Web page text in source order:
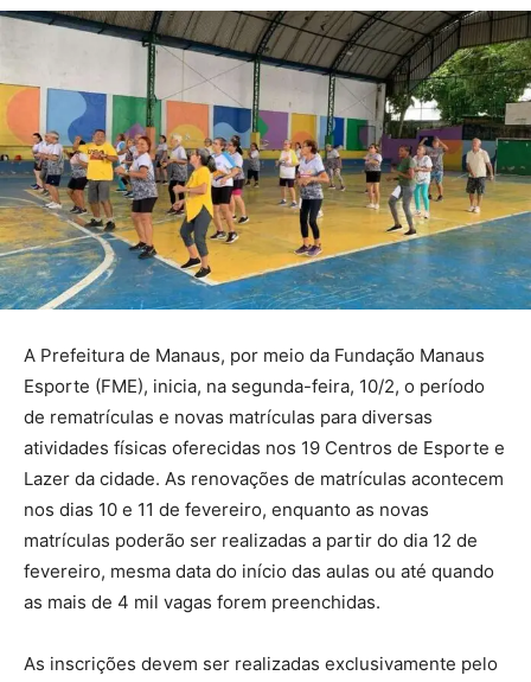
A Prefeitura de Manaus, por meio da Fundação Manaus
Esporte (FME), inicia, na segunda-feira, 10/2, o período
de rematrículas e novas matrículas para diversas
atividades físicas oferecidas nos 19 Centros de Esporte e
Lazer da cidade. As renovações de matrículas acontecem
nos dias 10 e 11 de fevereiro, enquanto as novas
matrículas poderão ser realizadas a partir do dia 12 de
fevereiro, mesma data do início das aulas ou até quando
as mais de 4 mil vagas forem preenchidas.
As inscrições devem ser realizadas exclusivamente pelo